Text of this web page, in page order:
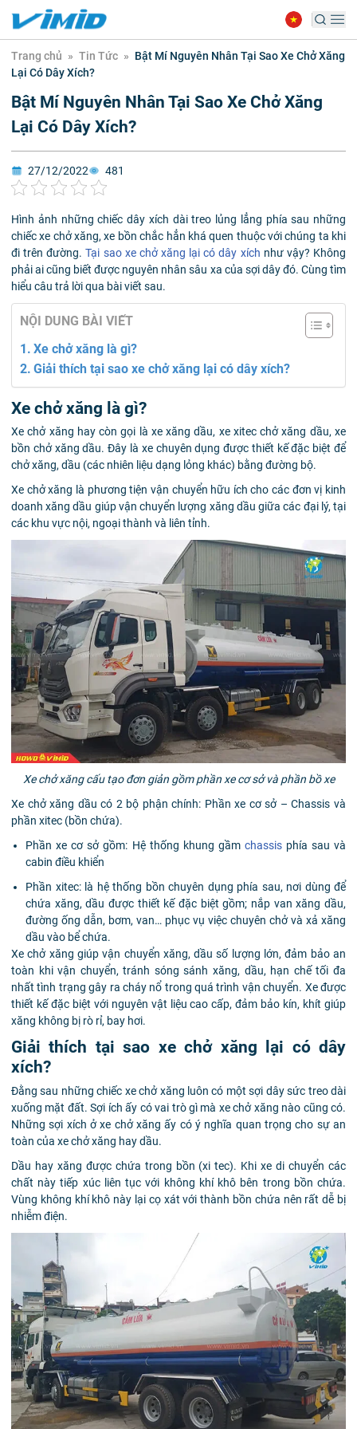
Trang chủ » Tin Tức » Bật Mí Nguyên Nhân Tại Sao Xe Chở Xăng
Lại Có Dây Xích?
Bật Mí Nguyên Nhân Tại Sao Xe Chở Xăng
Lại Có Dây Xích?
27/12/2022 481
Hình ảnh những chiếc dây xích dài treo lủng lẳng phía sau những
chiếc xe chở xăng, xe bồn chắc hẳn khá quen thuộc với chúng ta khi
đi trên đường.Tại sao xe chở xăng lại có dây xích như vậy? Không
phải ai cũng biết được nguyên nhân sâu xa của sợi dây đó. Cùng tìm
hiểu câu trả lời qua bài viết sau.
NỘI DUNG BÀI VIẾT
Xe chở xăng là gì?
Giải thích tại sao xe chở xăng lại có dây xích?
Xe chở xăng là gì?
Xe chở xăng hay còn gọi là xe xăng dầu, xe xitec chở xăng dầu, xe
bồn chở xăng dầu. Đây là xe chuyên dụng được thiết kế đặc biệt để
chở xăng, dầu (các nhiên liệu dạng lỏng khác) bằng đường bộ.
Xe chở xăng là phương tiện vận chuyển hữu ích cho các đơn vị kinh
doanh xăng dầu giúp vận chuyển lượng xăng dầu giữa các đại lý, tại
các khu vực nội, ngoại thành và liên tỉnh.
Xe chở xăng cấu tạo đơn giản gồm phần xe cơ sở và phần bồ xe
Xe chở xăng dầu có 2 bộ phận chính: Phần xe cơ sở – Chassis và
phần xitec (bồn chứa).
Phần xe cơ sở gồm: Hệ thống khung gầm chassisphía sau và
cabin điều khiển
Phần xitec: là hệ thống bồn chuyên dụng phía sau, nơi dùng để
chứa xăng, dầu được thiết kế đặc biệt gồm; nắp van xăng dầu,
đường ống dẫn, bơm, van… phục vụ việc chuyên chở và xả xăng
dầu vào bể chứa.
Xe chở xăng giúp vận chuyển xăng, dầu số lượng lớn, đảm bảo an
toàn khi vận chuyển, tránh sóng sánh xăng, dầu, hạn chế tối đa
nhất tình trạng gây ra cháy nổ trong quá trình vận chuyển. Xe được
thiết kế đặc biệt với nguyên vật liệu cao cấp, đảm bảo kín, khít giúp
xăng không bị rò rỉ, bay hơi.
Giải thích tại sao xe chở xăng lại có dây
xích?
Đằng sau những chiếc xe chở xăng luôn có một sợi dây sức treo dài
xuống mặt đất. Sợi ích ấy có vai trò gì mà xe chở xăng nào cũng có.
Những sợi xích ở xe chở xăng ấy có ý nghĩa quan trọng cho sự an
toàn của xe chở xăng hay dầu.
Dầu hay xăng được chứa trong bồn (xi tec). Khi xe di chuyển các
chất này tiếp xúc liên tục với không khí khô bên trong bồn chứa.
Vùng không khí khô này lại cọ xát với thành bồn chứa nên rất dễ bị
nhiễm điện.